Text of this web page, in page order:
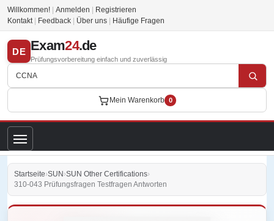
Willkommen! Anmelden
Registrieren
Kontakt
Feedback Über uns Häufige Fragen
DE Exam24.de
Prüfungsvorbereitung einfach und zuverlässig
Mein Warenkorb 0
Startseite›SUN ›SUN Other Certifications›
310-043 Prüfungsfragen Testfragen Antworten